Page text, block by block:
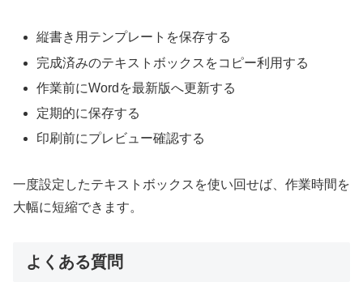
縦書き用テンプレートを保存する
完成済みのテキストボックスをコピー利用する
作業前にWordを最新版へ更新する
定期的に保存する
印刷前にプレビュー確認する
一度設定したテキストボックスを使い回せば、作業時間を
大幅に短縮できます。
よくある質問